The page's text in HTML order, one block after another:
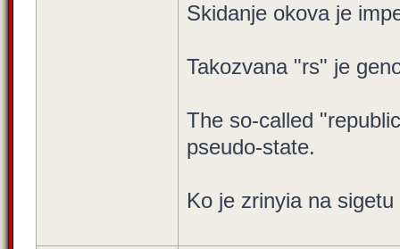
Skidanje okova je
Takozvana "rs" je
The so-called
pseudo-state.
Ko je zrinyia na